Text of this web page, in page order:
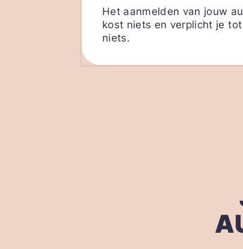
Het aanmelden van jouw
kost niets en verplicht je tot
niets.